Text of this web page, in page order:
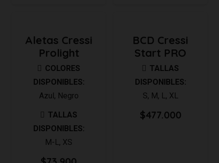
Aletas Cressi
Prolight
COLORES
DISPONIBLES:
Azul, Negro
TALLAS
DISPONIBLES:
M-L, XS
BCD Cressi
Start PRO
TALLAS
DISPONIBLES:
S, M, L, XL
$477.000